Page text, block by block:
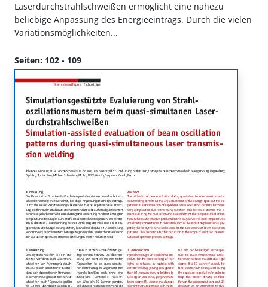
Laserdurchstrahlschweißen ermöglicht eine nahezu
beliebige Anpassung des Energieeintrags. Durch die vielen
Variationsmöglichkeiten...
Seiten: 102 - 109